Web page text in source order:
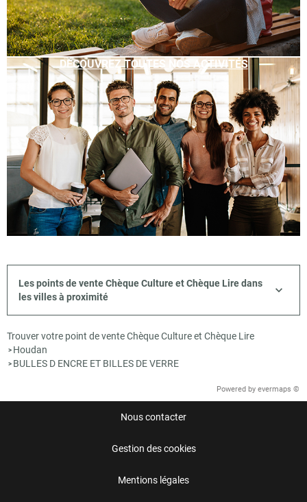
DÉCOUVREZ TOUTES NOS ACTIVITÉS
Les points de vente Chèque Culture et Chèque Lire dans
les villes à proximité
Trouver votre point de vente Chèque Culture et Chèque Lire
> Houdan
> BULLES D ENCRE ET BILLES DE VERRE
Powered by evermaps ©
Nous contacter
Gestion des cookies
Mentions légales